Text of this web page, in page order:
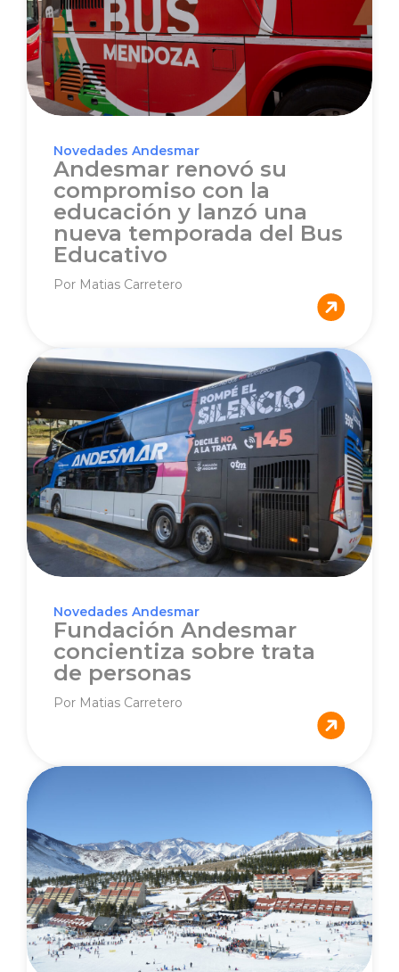
Novedades Andesmar
Andesmar renovó su
compromiso con la
educación y lanzó una
nueva temporada del Bus
Educativo
Por Matias Carretero
Novedades Andesmar
Fundación Andesmar
concientiza sobre trata
de personas
Por Matias Carretero